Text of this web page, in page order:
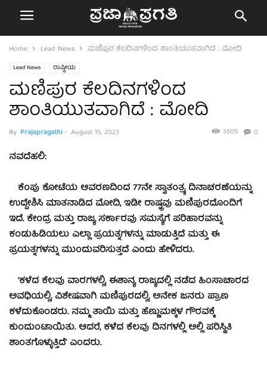
Home Lead News ಮಣಿಪುರ ಕೆಲದಿನಗಳಿಂದ ಶಾಂತಿಯುತವಾಗಿದೆ : ಮೋದಿ
Lead News ರಾಷ್ಟ್ರೀಯ
ಮಣಿಪುರ ಕೆಲದಿನಗಳಿಂದ
ಶಾಂತಿಯುತವಾಗಿದೆ : ಮೋದಿ
By Prajapragathi- August 15, 2023 0
3505
ನವದೆಹಲಿ:
ಕೆಂಪು ಕೋಟೆಯ ಆವರಣದಿಂದ 77ನೇ ಸ್ವಾತಂತ್ರ್ಯ ದಿನಾಚರಣೆಯನ್ನು
ಉದ್ದೇಶಿಸಿ ಮಾತನಾಡಿದ ಮೋದಿ, ಇಡೀ ರಾಷ್ಟ್ರವು ಮಣಿಪುರದೊಂದಿಗೆ
ಇದೆ. ಕೇಂದ್ರ ಮತ್ತು ರಾಜ್ಯ ಸರ್ಕಾರವು ಸಮಸ್ಯೆಗೆ ಪರಿಹಾರವನ್ನು
ಕಂಡುಹಿಡಿಯಲು ಎಲ್ಲಾ ಪ್ರಯತ್ನಗಳನ್ನು ಮಾಡುತ್ತಿದೆ ಮತ್ತು ಈ
ಪ್ರಯತ್ನಗಳನ್ನು ಮುಂದುವರಿಸುತ್ತದೆ ಎಂದು ಹೇಳಿದರು.
‘ಕಳೆದ ಕೆಲವು ವಾರಗಳಲ್ಲಿ, ಈಶಾನ್ಯ ರಾಜ್ಯದಲ್ಲಿ ನಡೆದ ಹಿಂಸಾಚಾರದ
ಅವಧಿಯಲ್ಲಿ, ವಿಶೇಷವಾಗಿ ಮಣಿಪುರದಲ್ಲಿ, ಅನೇಕ ಜನರು ಪ್ರಾಣ
ಕಳೆದುಕೊಂಡರು. ನಮ್ಮ ತಾಯಿ ಮತ್ತು ಹೆಣ್ಣುಮಕ್ಕಳ ಗೌರವಕ್ಕೆ
ಕುಂದುಂಟಾಯಿತು. ಆದರೆ, ಕಳೆದ ಕೆಲವು ದಿನಗಳಲ್ಲಿ ಅಲ್ಲಿ ಪರಿಸ್ಥಿತಿ
ಶಾಂತಗೊಳ್ಳುತ್ತಿದೆ’ ಎಂದರು.